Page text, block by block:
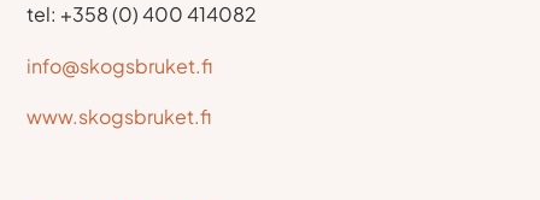
tel: +358 (0) 400 414082
info@skogsbruket.fi
www.skogsbruket.fi